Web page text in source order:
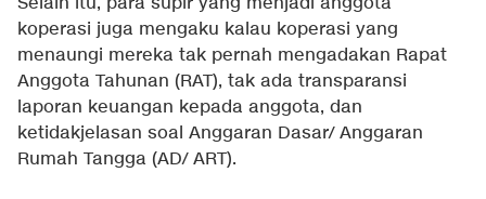
koperasi juga mengaku kalau koperasi yang
menaungi mereka tak pernah mengadakan Rapat
Anggota Tahunan (RAT), tak ada transparansi
laporan keuangan kepada anggota, dan
ketidakjelasan soal Anggaran Dasar/ Anggaran
Rumah Tangga (AD/ ART).